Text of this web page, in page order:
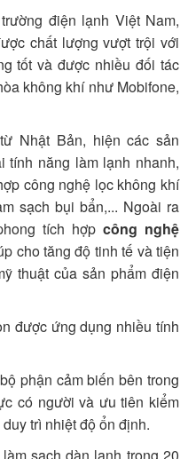
điện lạnh Việt Nam,
chất lượng vượt trội với
tốt và được nhiều đối tác
không khí như Mobifone,
Nhật Bản, hiện các sản
tính năng làm lạnh nhanh,
công nghệ lọc không khí
sạch bụi bẩn,... Ngoài ra
tích hợp công nghệ
cho tăng độ tinh tế và tiện
thuật của sản phẩm điện
được ứng dụng nhiều tính
phận cảm biến bên trong
có người và ưu tiên kiểm
trì nhiệt độ ổn định.
sạch dàn lạnh trong 20